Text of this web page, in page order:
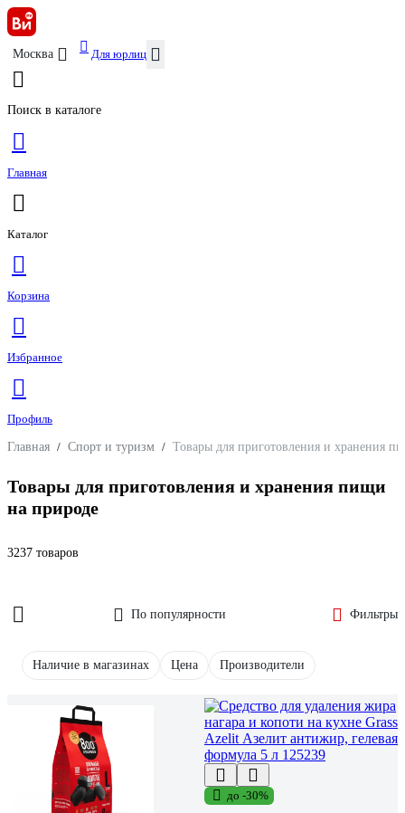
Москва Для юрлиц
Поиск в каталоге
Главная
Каталог
Корзина
Избранное
Профиль
Главная / Спорт и туризм / Товары для приготовления и хранения
Товары для приготовления и хранения пищи
на природе
3237 товаров
По популярности Фильтры
Наличие в магазинах Цена Производители
до -30%